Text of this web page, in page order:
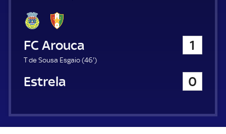
FC Arouca 1
T de Sousa Esgaio (46'4
)
Estrela 0